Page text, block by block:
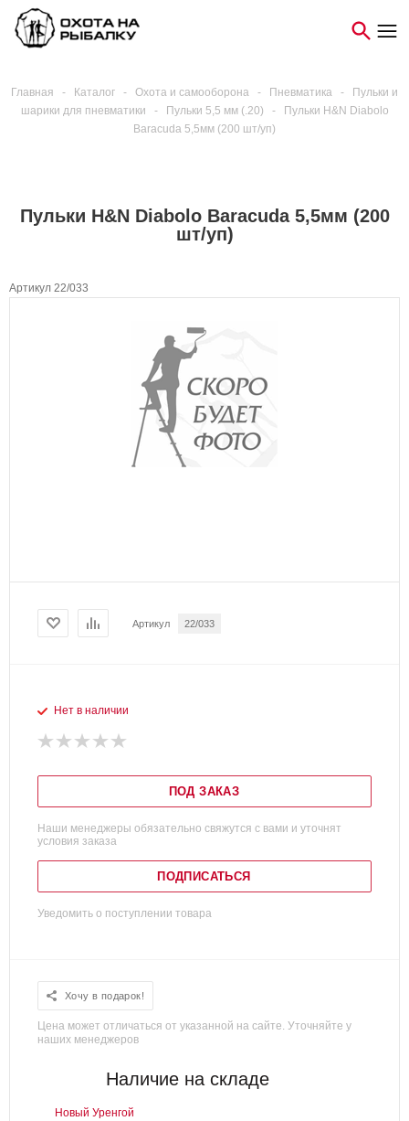
Главная - Каталог - Охота и самооборона - Пневматика -
Пульки и
шарики для пневматики
- Пульки 5,5 мм (.20) -
Пульки H&N Diabolo
Baracuda 5,5мм (200 шт/уп)
Пульки H&N Diabolo Baracuda 5,5мм (200
шт/уп)
Артикул 22/033
Артикул 22/033
Нет в наличии
ПОД ЗАКАЗ
Наши менеджеры обязательно свяжутся с вами и уточнят
условия заказа
ПОДПИСАТЬСЯ
Уведомить о поступлении товара
Хочу в подарок!
Цена может отличаться от указанной на сайте. Уточняйте у
наших менеджеров
Наличие на складе
Новый Уренгой